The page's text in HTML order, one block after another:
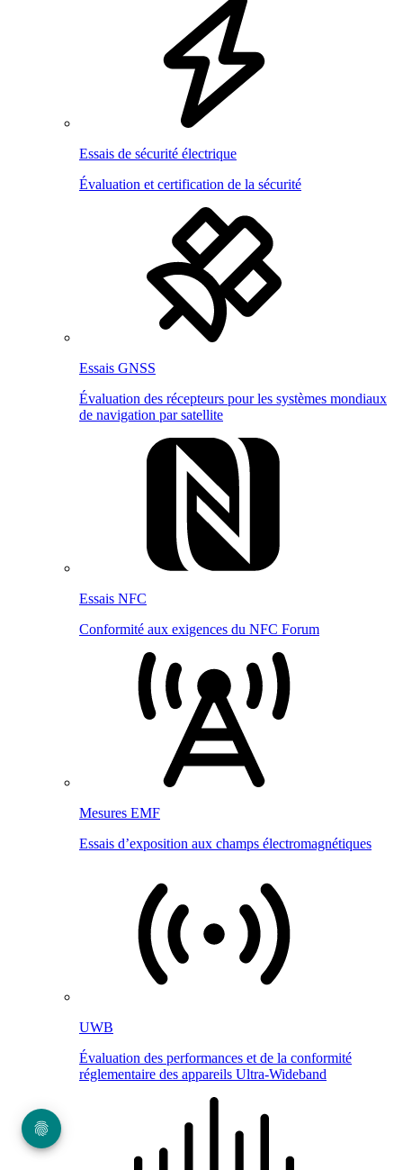
Essais de sécurité électrique
Évaluation et certification de la sécurité
Essais GNSS
Évaluation des récepteurs pour les systèmes mondiaux
de navigation par satellite
Essais NFC
Conformité aux exigences du NFC Forum
Mesures EMF
Essais d’exposition aux champs électromagnétiques
UWB
Évaluation des performances et de la conformité
réglementaire des appareils Ultra-Wideband